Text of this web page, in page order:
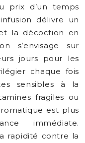
prix d’un temps
délivre un
la décoction en
s’envisage sur
jours pour les
chaque fois
sensibles à la
fragiles ou
est plus
immédiate.
rapidité contre la